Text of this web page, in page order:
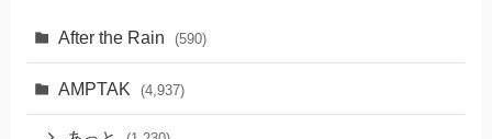
After the Rain (590)
AMPTAK (4,937)